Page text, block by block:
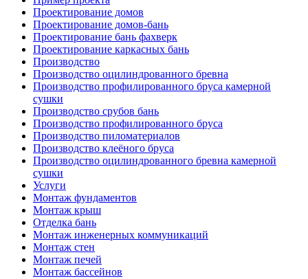
Проектирование домов
Проектирование домов-бань
Проектирование бань фахверк
Проектирование каркасных бань
Производство
Производство оцилиндрованного бревна
Производство профилированного бруса камерной
сушки
Производство срубов бань
Производство профилированного бруса
Производство пиломатериалов
Производство клеёного бруса
Производство оцилиндрованного бревна камерной
сушки
Услуги
Монтаж фундаментов
Монтаж крыш
Отделка бань
Монтаж инженерных коммуникаций
Монтаж стен
Монтаж печей
Монтаж бассейнов